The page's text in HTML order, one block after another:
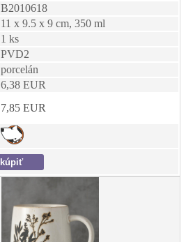
B2010618
11 x 9.5 x 9 cm, 350 ml
1 ks
PVD2
porcelán
6,38 EUR
7,85 EUR